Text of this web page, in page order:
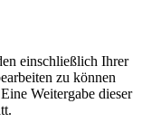
einschließlich Ihrer
zu können
Weitergabe dieser